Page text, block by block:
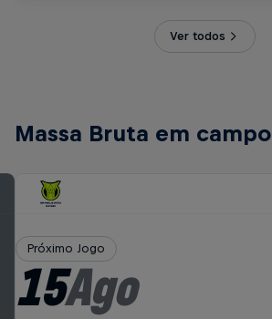
Ver todos
Massa Bruta em campo
Próximo Jogo
15Ago